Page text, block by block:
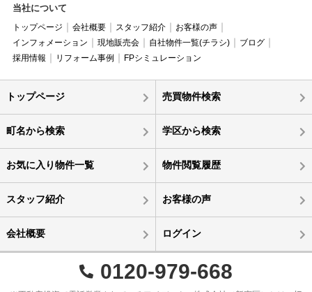
当社について
トップページ 会社概要 スタッフ紹介
お客様の声
インフォメーション
現地販売会 自社物件一覧(チラシ)
ブログ
採用情報
リフォーム事例 FPシミュレーション
トップページ 売買物件検索
町名から検索 学区から検索
お気に入り物件一覧 物件閲覧履歴
スタッフ紹介 お客様の声
会社概要 ログイン
0120-979-668